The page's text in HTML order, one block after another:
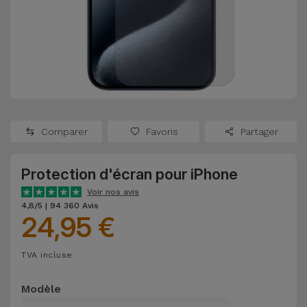
OnePlus
Google
Reconditionnés
Reconditionnés
Consoles de
Jeux
Reconditionnées
Voir
tout
Batteries
Chargeurs
Ecouteurs
et
Enceintes
Montres
Comparer Favoris Partager
Protection d'écran pour iPhone
Voir nos avis
4,8/5 | 94 360 Avis
24,95 €
TVA incluse
Modèle